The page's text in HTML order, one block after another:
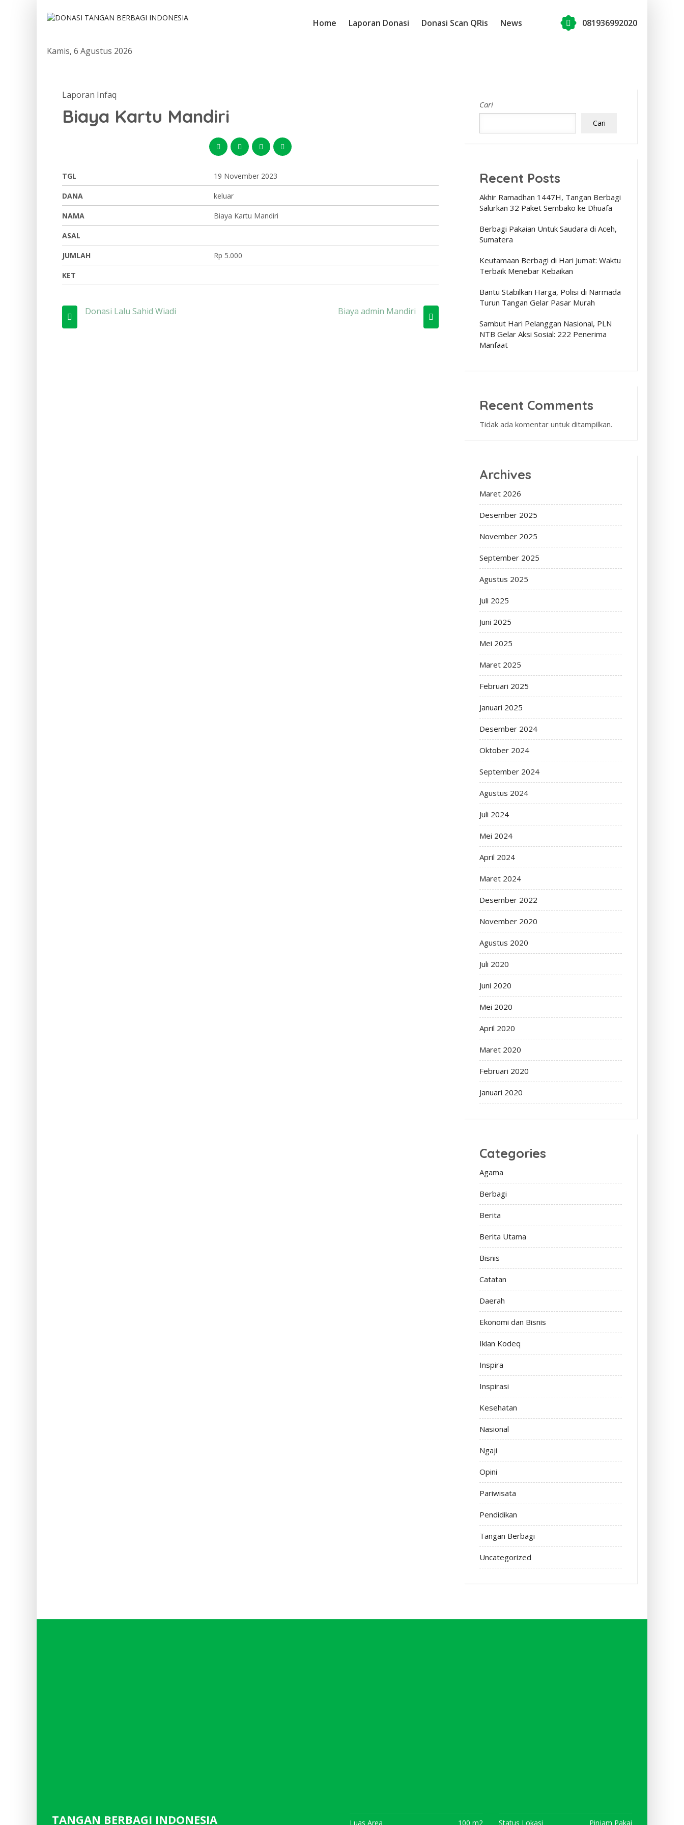
Home Laporan Donasi Donasi Scan QRis News 081936992020
Kamis, 6 Agustus 2026
Laporan Infaq
Biaya Kartu Mandiri
TGL 19 November 2023
DANA keluar
NAMA Biaya Kartu Mandiri
ASAL
JUMLAH Rp 5.000
KET
Donasi Lalu Sahid Wiadi Biaya admin Mandiri
Cari
Cari
Recent Posts
Akhir Ramadhan 1447H, Tangan Berbagi
Salurkan 32 Paket Sembako ke Dhuafa
Berbagi Pakaian Untuk Saudara di Aceh,
Sumatera
Keutamaan Berbagi di Hari Jumat: Waktu
Terbaik Menebar Kebaikan
Bantu Stabilkan Harga, Polisi di Narmada
Turun Tangan Gelar Pasar Murah
Sambut Hari Pelanggan Nasional, PLN
NTB Gelar Aksi Sosial: 222 Penerima
Manfaat
Recent Comments
Tidak ada komentar untuk ditampilkan.
Archives
Maret 2026
Desember 2025
November 2025
September 2025
Agustus 2025
Juli 2025
Juni 2025
Mei 2025
Maret 2025
Februari 2025
Januari 2025
Desember 2024
Oktober 2024
September 2024
Agustus 2024
Juli 2024
Mei 2024
April 2024
Maret 2024
Desember 2022
November 2020
Agustus 2020
Juli 2020
Juni 2020
Mei 2020
April 2020
Maret 2020
Februari 2020
Januari 2020
Categories
Agama
Berbagi
Berita
Berita Utama
Bisnis
Catatan
Daerah
Ekonomi dan Bisnis
Iklan Kodeq
Inspira
Inspirasi
Kesehatan
Nasional
Ngaji
Opini
Pariwisata
Pendidikan
Tangan Berbagi
Uncategorized
TANGAN BERBAGI INDONESIA Luas Area 100 m2 Status Lokasi Pinjam Pakai